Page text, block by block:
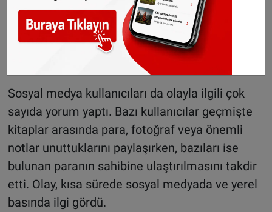
eşyaların da unutulabildiğine dikkat çekilen
paylaşımda, "Kitabınızı teslim etmeden önce
mutlaka gözden geçirin. İçinde nasıl bir hazine
saklı olduğunu bilemezsiniz" mesajı verildi.
Sosyal medya kullanıcıları da olayla ilgili çok
sayıda yorum yaptı. Bazı kullanıcılar geçmişte
kitaplar arasında para, fotoğraf veya önemli
notlar unuttuklarını paylaşırken, bazıları ise
bulunan paranın sahibine ulaştırılmasını takdir
etti. Olay, kısa sürede sosyal medyada ve yerel
basında ilgi gördü.